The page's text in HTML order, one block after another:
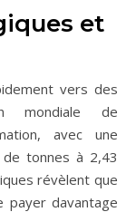
et
vers des
mondiale de
avec une
tonnes à 2,43
révèlent que
payer davantage